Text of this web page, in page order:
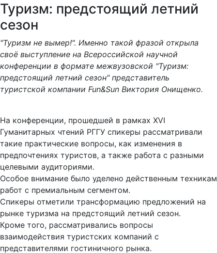
Туризм: предстоящий летний
сезон
"Туризм не вымер!". Именно такой фразой открыла
своё выступление на Всероссийской научной
конференции в формате межвузовской "Туризм:
предстоящий летний сезон" представитель
туристской компании Fun&Sun Виктория Онищенко.
На конференции, прошедшей в рамках XVI
Гуманитарных чтений РГГУ спикеры рассматривали
такие практические вопросы, как изменения в
предпочтениях туристов, а также работа с разными
целевыми аудиториями.
Особое внимание было уделено действенным техникам
работ с премиальным сегментом.
Спикеры отметили трансформацию предложений на
рынке туризма на предстоящий летний сезон.
Кроме того, рассматривались вопросы
взаимодействия туристских компаний с
представителями гостиничного рынка.